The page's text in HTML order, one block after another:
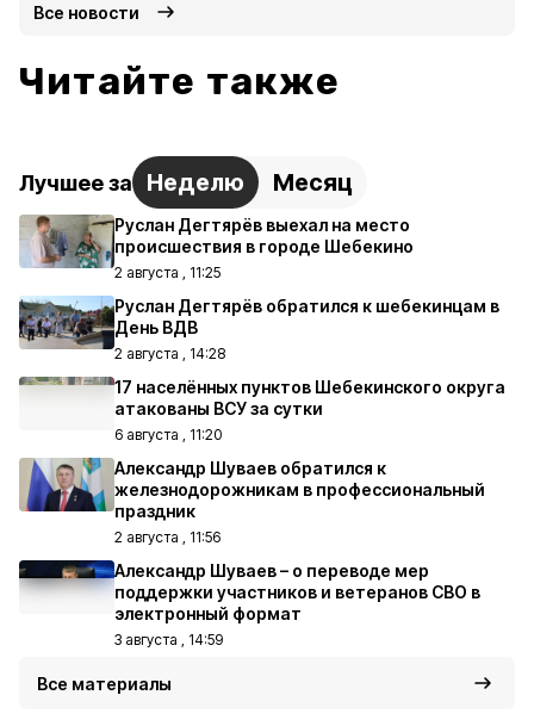
Все новости
Читайте также
Лучшее за Неделю Месяц
Руслан Дегтярёв выехал на место
происшествия в городе Шебекино
2 августа , 11:25
Руслан Дегтярёв обратился к шебекинцам в
День ВДВ
2 августа , 14:28
17 населённых пунктов Шебекинского округа
атакованы ВСУ за сутки
6 августа , 11:20
Александр Шуваев обратился к
железнодорожникам в профессиональный
праздник
2 августа , 11:56
Александр Шуваев – о переводе мер
поддержки участников и ветеранов СВО в
электронный формат
3 августа , 14:59
Все материалы